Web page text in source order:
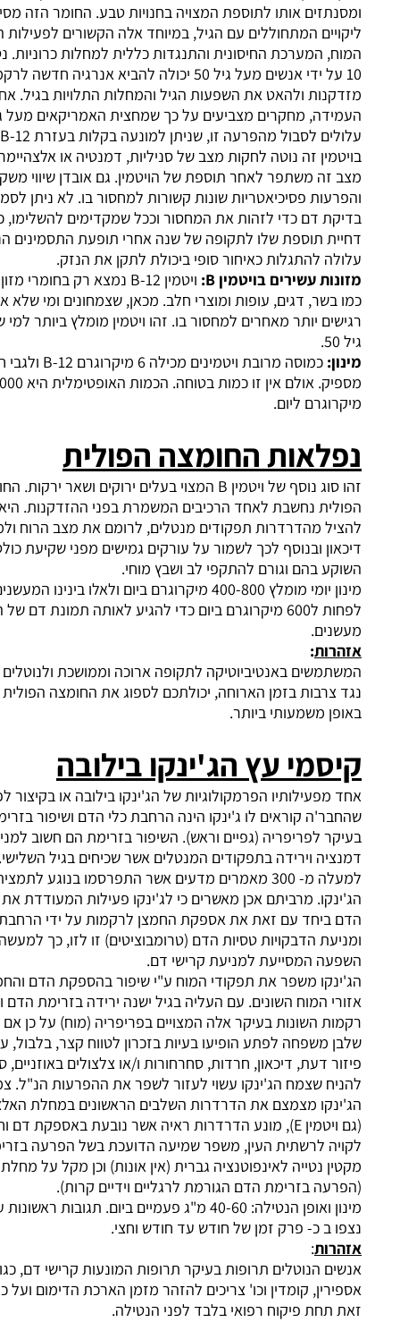
אותו לתוספת המצויה בחנויות טבע. החומר הזה מסייע בתיקון
המתחוללים עם הגיל, במיוחד אלה הקשורים לפעילות הלב,
המוח, המערכת החיסונית והתנגדות כללית למחלות כרוניות. נטילת Q-
10 על ידי אנשים מעל גיל 50 יכולה להביא אנרגיה חדשה לרקמות
ולהאט את השפעות הגיל והמחלות התלויות בגיל. אחרי גיל
העמידה, מחקרים מצביעים על כך שמחצית האמריקאים מעל גיל 60
עלולים לסבול מהפרעה זו, שניתן למונעה בקלות בעזרת B-12. מחסור
זה נוטה לחקות מצב של סניליות, דמנטיה או אלצהיימר, לרוב,
זה משתפר לאחר תוספת של הויטמין. גם אובדן שיווי משקל
פסיכיאטריות שונות קשורות למחסור בו. לא ניתן לסמוך על
דם כדי לזהות את המחסור וככל שמקדימים להשלימו, כך עדיף,
תוספת שלו לתקופה של שנה אחרי תופעת התסמינים הנוירולוגים
להתגלות כאיחור סופי ביכולת לתקן את הנזק.
עשירים בויטמיןB:
ויטמין B-12 נמצא רק בחומרי מזון מן החי,
בשר, דגים, עופות ומוצרי חלב. מכאן, שצמחונים ומי שלא אוכל בשר
יותר מאחרים למחסור בו. זהו ויטמין מומלץ ביותר למי שעברו את
כמוסה מרובת ויטמינים מכילה 6 מיקרוגרם B-12 ולגבי חלקנו זה
מספיק. אולם אין זו כמות בטוחה. הכמות האופטימלית היא 500-1,000
ליום.
החומצה הפולית
זהו סוג נוסף של ויטמין B המצוי בעלים ירוקים ושאר ירקות. החומצה
נחשבת לאחד הרכיבים המשמרת בפני ההזדקנות. היא יכולה
מהדרדרות תפקודים מנטלים, לרומם את מצב הרוח ולמנוע
ובנוסף לכך לשמור על עורקים גמישים מפני שקיעת כולסטרול
בהם וגורם להתקפי לב ושבץ מוחי.
מינון יומי מומלץ 400-800 מיקרוגרם ביום ולאלו בינינו המעשנים זקוקים
לפחות ל600 מיקרוגרם ביום כדי להגיע לאותה תמונת דם של הלא
באנטיביוטיקה לתקופה ארוכה וממושכת ולנוטלים תרופות
צרבות בזמן הארוחה, יכולתכם לספוג את החומצה הפולית דועכת
משמעותי ביותר.
עץ הג'ינקו בילובה
הפרמקולוגיות של הג'ינקו בילובה או בקיצור לפי
קוראים לו ג'ינקו הינה הרחבת כלי הדם ושיפור בזרימת הדם
לפריפריה (גפיים וראש). השיפור בזרימת הם חשוב למניעת
וירידה בתפקודים המנטלים אשר שכיחים בגיל השלישי. מצויים
למעלה מ- 300 מאמרים מדעים אשר התפרסמו בנוגע לתמצית עלי עץ
מרביתם אכן מאשרים כי לג'ינקו פעילות המעודדת את זרימת
ביחד עם זאת את אספקת החמצן לרקמות על ידי הרחבת כלי הדם
הדבקויות טסיות הדם (טרומבוציטים) זו לזו, כך למעשה לג'ינקו
המסייעת למניעת קרישי דם.
משפר את תפקודי המוח ע"י שיפור בהספקת הדם והחמצן אל
המוח השונים. עם העליה בגיל ישנה ירידה בזרימת הדם והחמצן אל
השונות בעיקר אלה המצויים בפריפריה (מוח) על כן אם שמתם לב
משפחה לפתע הופיעו בעיות בזכרון לטווח קצר, בלבול, עייפות,
דעת, דיכאון, חרדות, סחרחורות ו/או צלצולים באוזניים, סביר
שצמח הג'ינקו עשוי לעזור לשפר את ההפרעות הנ"ל. צמח
מצמצם את הדרדרות השלבים הראשונים במחלת האלצהיימר
(גם ויטמין E), מונע הדרדרות ראיה אשר נובעת באספקת דם וחמצן
לרשתית העין, משפר שמיעה הדועכת בשל הפרעה בזרימ ת הדם,
נטייה לאינפוטנציה גברית (אין אונות) וכן מקל על מחלת ריינו
בזרימת הדם הגורמת לרגליים וידיים קרות).
מינון ואופן הנטילה: 40-60 מ"ג פעמיים ביום. תגובות ראשונות על פי רוב
ב כ- פרק זמן של חודש עד חודש וחצי.
הנוטלים תרופות בעיקר תרופות המונעות קרישי דם, כגון:
קומדין וכו' צריכים להזהר מזמן הארכת הדימום ועל כן לבצע
תחת פיקוח רפואי בלבד לפני הנטילה.